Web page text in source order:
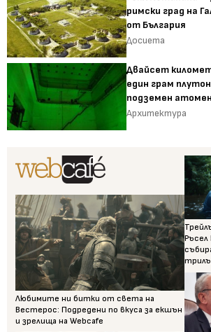
римски град на
от България
Досиета
Двайсет
един грам
подземен
Архитектура
Любимите ни битки от света на
Вестерос: Подредени по вкуса за екшън
и зрелища на Webcafe
Ръсел